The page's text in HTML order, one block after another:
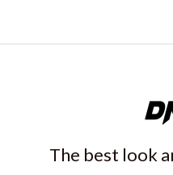
The best look